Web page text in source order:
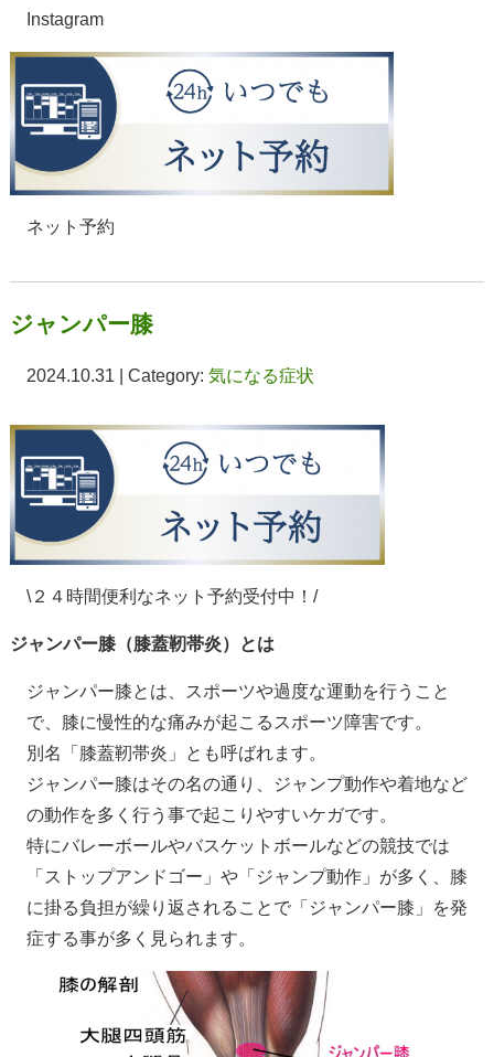
Instagram
ネット予約
ジャンパー膝
2024.10.31 | Category: 気になる症状
\２４時間便利なネット予約受付中！/
ジャンパー膝（膝蓋靭帯炎）とは
ジャンパー膝とは、スポーツや過度な運動を行うこと
で、膝に慢性的な痛みが起こるスポーツ障害です。
別名「膝蓋靭帯炎」とも呼ばれます。
ジャンパー膝はその名の通り、ジャンプ動作や着地など
の動作を多く行う事で起こりやすいケガです。
特にバレーボールやバスケットボールなどの競技では
「ストップアンドゴー」や「ジャンプ動作」が多く、膝
に掛る負担が繰り返されることで「ジャンパー膝」を発
症する事が多く見られます。